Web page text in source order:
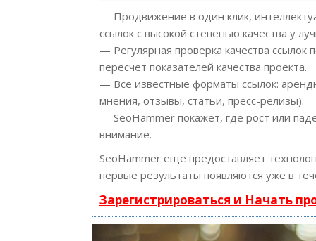
— Продвижение в один клик,
ссылок с высокой степенью качества у
— Регулярная проверка качества
пересчет показателей качества проекта.
— Все известные форматы ссылок:
мнения, отзывы, статьи, пресс-релизы).
— SeoHammer покажет, где рост или
внимание.
SeoHammer еще предоставляет
первые результаты появляются уже в
Зарегистрироваться и Начать